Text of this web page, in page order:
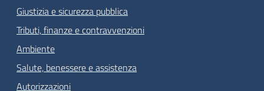
Giustizia e sicurezza pubblica
Tributi, finanze e contravvenzioni
Ambiente
Salute, benessere e assistenza
Autorizzazioni